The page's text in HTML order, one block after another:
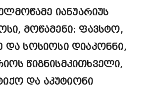
იანუარიუს
მოწამენი: ფავსტო,
სოსიოსი დიაკონნი,
წიგნისმკითხველი,
და აკუტიონი